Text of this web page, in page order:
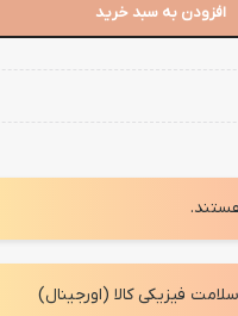
افزودن به سبد خرید
فیزیکی کالا (اورجینال)